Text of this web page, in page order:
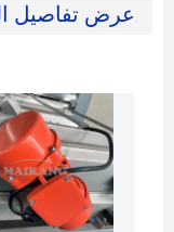
عرض تفاصيل